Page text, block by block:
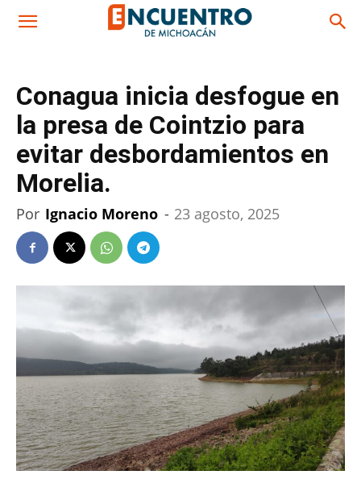
Conagua inicia desfogue en
la presa de Cointzio para
evitar desbordamientos en
Morelia.
Por Ignacio Moreno - 23 agosto, 2025